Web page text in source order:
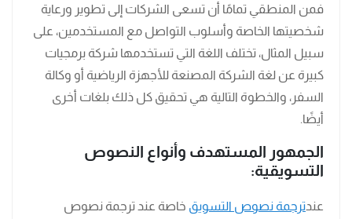
فمن المنطقي تمامًا أن تسعى الشركات إلى تطوير ورعاية
شخصيتها الخاصة وأسلوب التواصل مع المستخدمين، على
سبيل المثال، تختلف اللغة التي تستخدمها شركة برمجيات
كبيرة عن لغة الشركة المصنعة للأجهزة الرياضية أو وكالة
السفر، والخطوة التالية هي تحقيق كل ذلك بلغات أخرى
أيضًا.
الجمهور المستهدف وأنواع النصوص
التسويقية:
عندترجمة نصوص التسويق خاصة عند ترجمة نصوص